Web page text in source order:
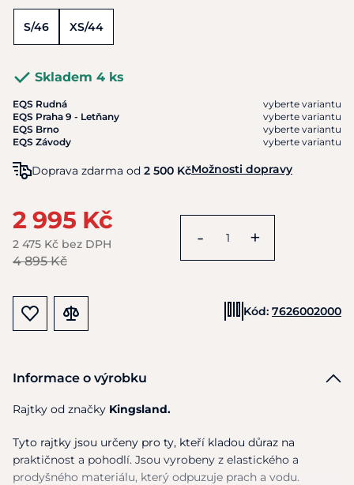
S/46 XS/44
Skladem 4 ks
EQS Rudná
vyberte variantu
EQS Praha 9 - Letňany
vyberte variantu
EQS Brno
vyberte variantu
EQS Závody
vyberte variantu
Doprava zdarma od 2 500 KčMožnosti dopravy
2 995 Kč
2 475 Kč bez DPH
4 895 Kč
- +
Kód: 7626002000
Informace o výrobku
Rajtky od značky Kingsland.
Tyto rajtky jsou určeny pro ty, kteří kladou důraz na
praktičnost a pohodlí. Jsou vyrobeny z elastického a
prodyšného materiálu, který odpuzuje prach a vodu.